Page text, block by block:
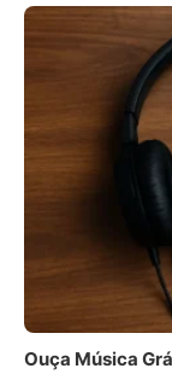
Ouça Música